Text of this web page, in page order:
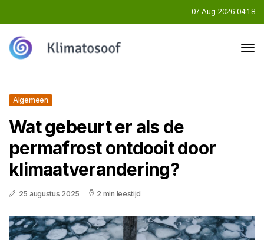
07 Aug 2026 04:18
Algemeen
Wat gebeurt er als de
permafrost ontdooit door
klimaatverandering?
25 augustus 2025 2 min leestijd